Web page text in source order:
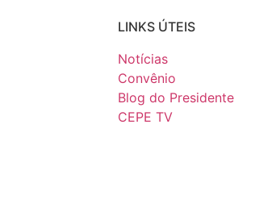
LINKS ÚTEIS
Notícias
Convênio
Blog do Presidente
CEPE TV